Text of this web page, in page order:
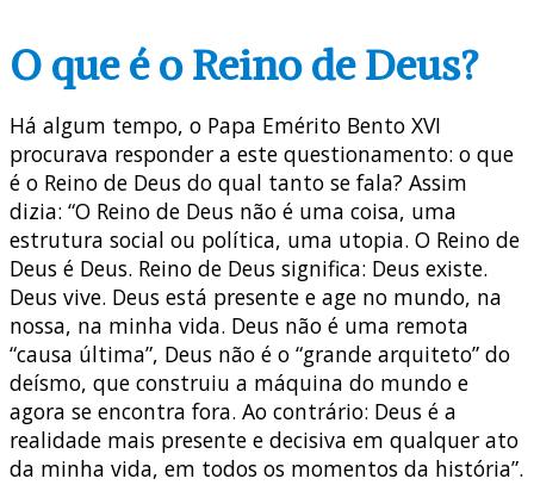
O que é o Reino de Deus?
Há algum tempo, o Papa Emérito Bento XVI
procurava responder a este questionamento: o que
é o Reino de Deus do qual tanto se fala? Assim
dizia: “O Reino de Deus não é uma coisa, uma
estrutura social ou política, uma utopia. O Reino de
Deus é Deus. Reino de Deus significa: Deus existe.
Deus vive. Deus está presente e age no mundo, na
nossa, na minha vida. Deus não é uma remota
“causa última”, Deus não é o “grande arquiteto” do
deísmo, que construiu a máquina do mundo e
agora se encontra fora. Ao contrário: Deus é a
realidade mais presente e decisiva em qualquer ato
da minha vida, em todos os momentos da história”.